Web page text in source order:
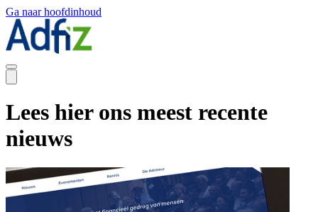
Ga naar hoofdinhoud
Lees hier ons meest recente
nieuws